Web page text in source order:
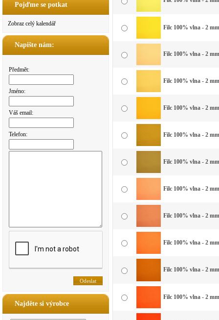
Pojďme se potkat
Zobraz celý kalendář
Napište nám:
Předmět:
Jméno:
Váš email:
Telefon:
Najděte si výrobce
Filc 100% vlna - 2
Filc 100% vlna - 2
Filc 100% vlna - 2
Filc 100% vlna - 2
Filc 100% vlna - 2
Filc 100% vlna - 2
Filc 100% vlna - 2
Filc 100% vlna - 2
Filc 100% vlna - 2
Filc 100% vlna - 2
Filc 100% vlna - 2